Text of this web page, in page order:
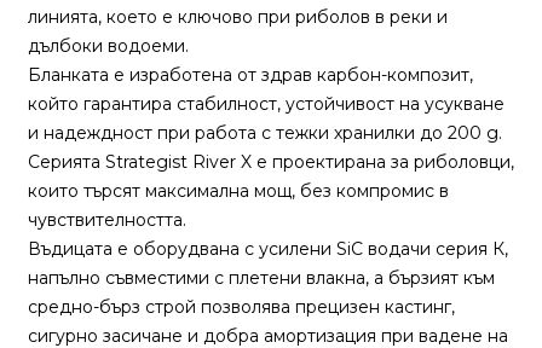
нас
Поръчка
и
доставка
Връщане
и
рекламация
линията, което е ключово при риболов в реки и
дълбоки водоеми.
Бланката е изработена от здрав карбон-композит,
който гарантира стабилност, устойчивост на усукване
и надеждност при работа с тежки хранилки до 200 g.
Серията Strategist River X е проектирана за риболовци,
които търсят максимална мощ, без компромис в
чувствителността.
Въдицата е оборудвана с усилени SiC водачи серия К,
напълно съвместими с плетени влакна, а бързият към
средно-бърз строй позволява прецизен кастинг,
сигурно засичане и добра амортизация при вадене на